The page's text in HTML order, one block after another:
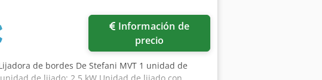
precio
de bordes De Stefani MVT 1 unidad de
de lijado: 2,5 kW Unidad de lijado con